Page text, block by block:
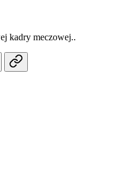
kadry meczowej..